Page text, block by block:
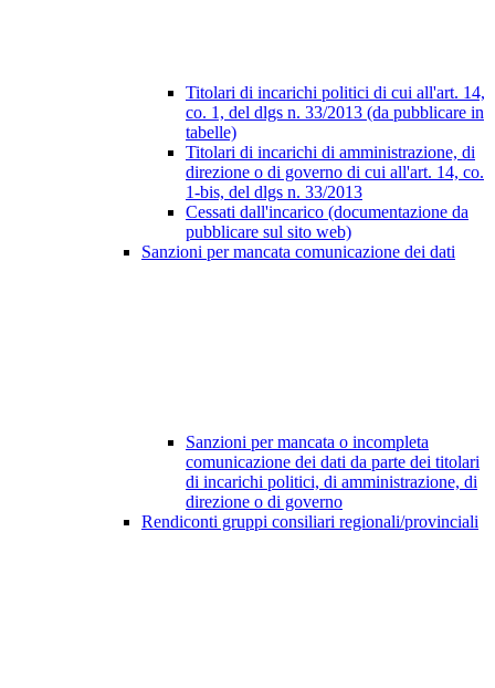
Titolari di incarichi politici di cui all'art. 14,
co. 1, del dlgs n. 33/2013 (da pubblicare in
tabelle)
Titolari di incarichi di amministrazione, di
direzione o di governo di cui all'art. 14, co.
1-bis, del dlgs n. 33/2013
Cessati dall'incarico (documentazione da
pubblicare sul sito web)
Sanzioni per mancata comunicazione dei dati
Sanzioni per mancata o incompleta
comunicazione dei dati da parte dei titolari
di incarichi politici, di amministrazione, di
direzione o di governo
Rendiconti gruppi consiliari regionali/provinciali